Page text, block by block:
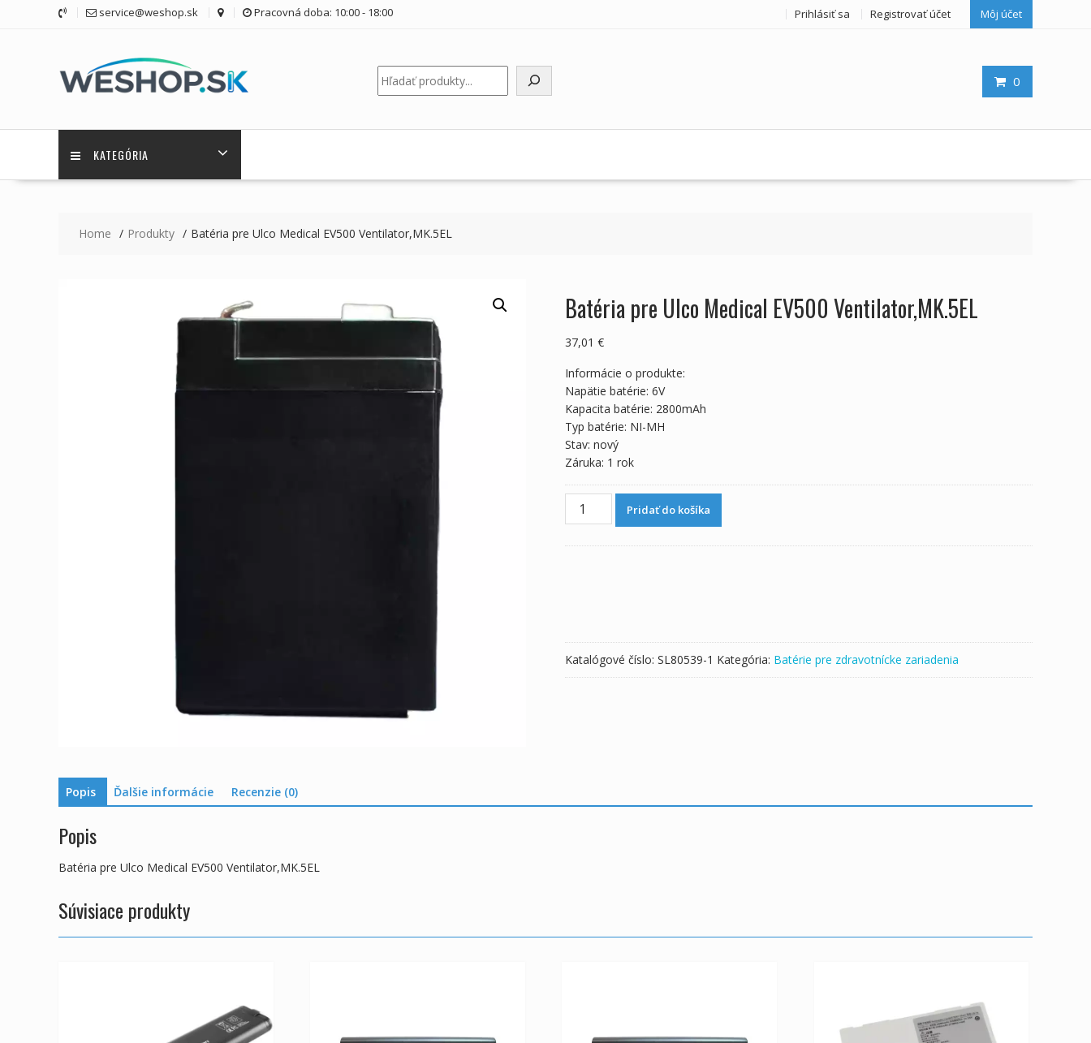
service@weshop.sk Pracovná doba: 10:00 - 18:00 Prihlásiť sa Registrovať účet Môj účet
0
Hľadať
KATEGÓRIA
Home Produkty Batéria pre Ulco Medical EV500 Ventilator,MK.5EL
Batéria pre Ulco Medical EV500 Ventilator,MK.5EL
37,01 €
Informácie o produkte:
Napätie batérie: 6V
Kapacita batérie: 2800mAh
Typ batérie: NI-MH
Stav: nový
Záruka: 1 rok
množstvo
Batéria
Pridať do košíka
Katalógové číslo: SL80539-1 Kategória: Batérie pre zdravotnícke zariadenia
Popis Ďalšie informácie Recenzie (0)
Popis
Batéria pre Ulco Medical EV500 Ventilator,MK.5EL
Súvisiace produkty